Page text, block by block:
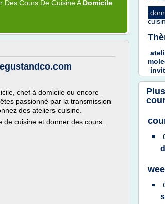
Des Cours De CuisineA Domicile
chef à domicile ou encore
passionné par la transmission
des ateliers cuisine.
cuisine et donner des cours...